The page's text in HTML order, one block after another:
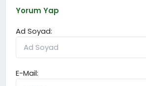
Yorum Yap
Ad Soyad:
E-Mail: